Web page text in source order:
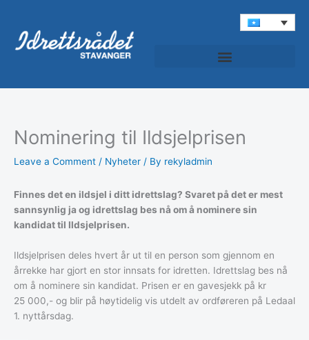
content
Nominering til Ildsjelprisen
Leave a Comment / Nyheter / By rekyladmin
Finnes det en ildsjel i ditt idrettslag? Svaret på det er mest
sannsynlig ja og idrettslag bes nå om å nominere sin
kandidat til Ildsjelprisen.
Ildsjelprisen deles hvert år ut til en person som gjennom en
årrekke har gjort en stor innsats for idretten. Idrettslag bes nå
om å nominere sin kandidat. Prisen er en gavesjekk på kr
25 000,- og blir på høytidelig vis utdelt av ordføreren på Ledaal
1. nyttårsdag.